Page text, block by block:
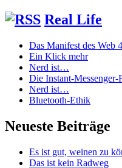
Real Life
Das Manifest des Web
Ein Klick mehr
Nerd ist…
Die Instant-Messenger-
Nerd ist…
Bluetooth-Ethik
Neueste Beiträge
Es ist gut, weinen zu
Das ist kein Radweg